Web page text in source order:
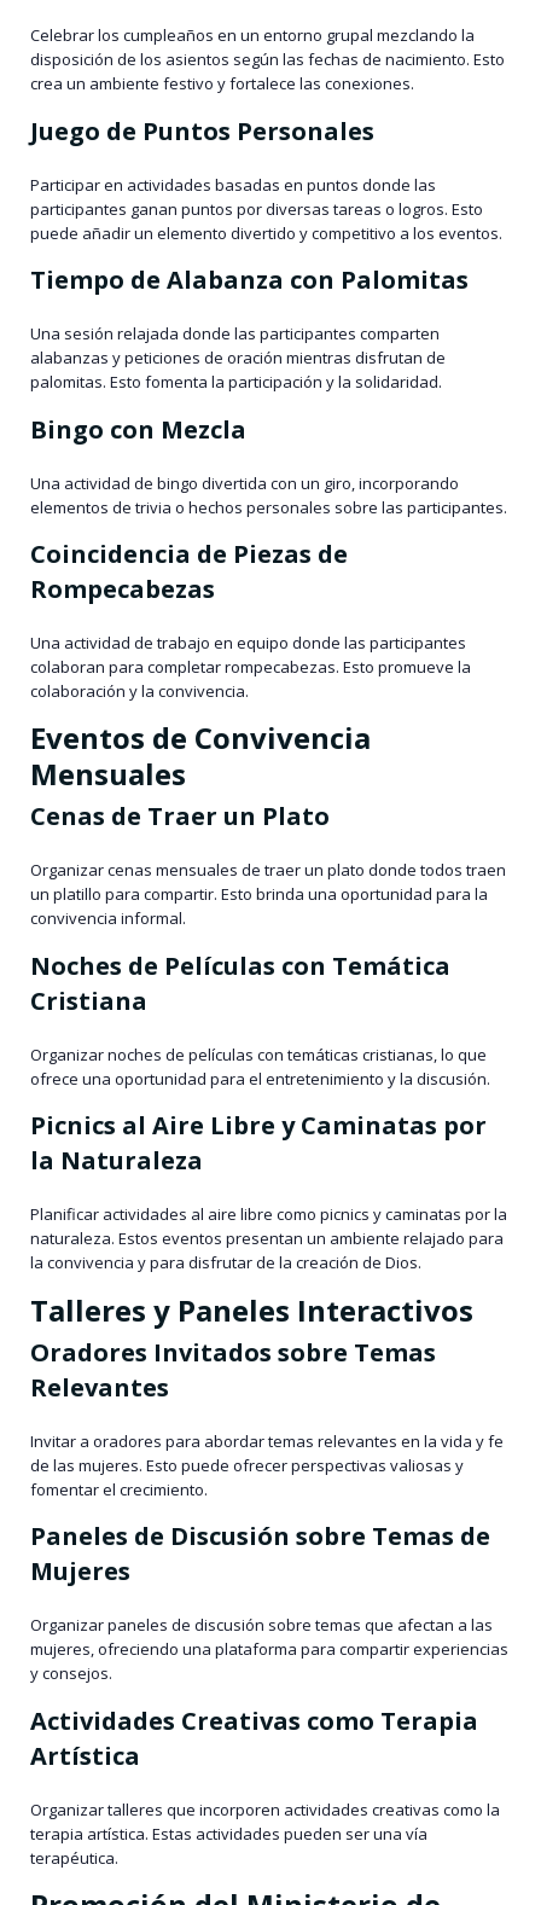
Celebrar los cumpleaños en un entorno grupal mezclando la
disposición de los asientos según las fechas de nacimiento. Esto
crea un ambiente festivo y fortalece las conexiones.
Juego de Puntos Personales
Participar en actividades basadas en puntos donde las
participantes ganan puntos por diversas tareas o logros. Esto
puede añadir un elemento divertido y competitivo a los eventos.
Tiempo de Alabanza con Palomitas
Una sesión relajada donde las participantes comparten
alabanzas y peticiones de oración mientras disfrutan de
palomitas. Esto fomenta la participación y la solidaridad.
Bingo con Mezcla
Una actividad de bingo divertida con un giro, incorporando
elementos de trivia o hechos personales sobre las participantes.
Coincidencia de Piezas de
Rompecabezas
Una actividad de trabajo en equipo donde las participantes
colaboran para completar rompecabezas. Esto promueve la
colaboración y la convivencia.
Eventos de Convivencia
Mensuales
Cenas de Traer un Plato
Organizar cenas mensuales de traer un plato donde todos traen
un platillo para compartir. Esto brinda una oportunidad para la
convivencia informal.
Noches de Películas con Temática
Cristiana
Organizar noches de películas con temáticas cristianas, lo que
ofrece una oportunidad para el entretenimiento y la discusión.
Picnics al Aire Libre y Caminatas por
la Naturaleza
Planificar actividades al aire libre como picnics y caminatas por la
naturaleza. Estos eventos presentan un ambiente relajado para
la convivencia y para disfrutar de la creación de Dios.
Talleres y Paneles Interactivos
Oradores Invitados sobre Temas
Relevantes
Invitar a oradores para abordar temas relevantes en la vida y fe
de las mujeres. Esto puede ofrecer perspectivas valiosas y
fomentar el crecimiento.
Paneles de Discusión sobre Temas de
Mujeres
Organizar paneles de discusión sobre temas que afectan a las
mujeres, ofreciendo una plataforma para compartir experiencias
y consejos.
Actividades Creativas como Terapia
Artística
Organizar talleres que incorporen actividades creativas como la
terapia artística. Estas actividades pueden ser una vía
terapéutica.